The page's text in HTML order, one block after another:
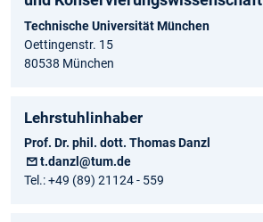
Technische Universität München
Oettingenstr. 15
80538 München
Lehrstuhlinhaber
Prof. Dr. phil. dott. Thomas Danzl
t.danzl@tum.de
Tel.: +49 (89) 21124 - 559